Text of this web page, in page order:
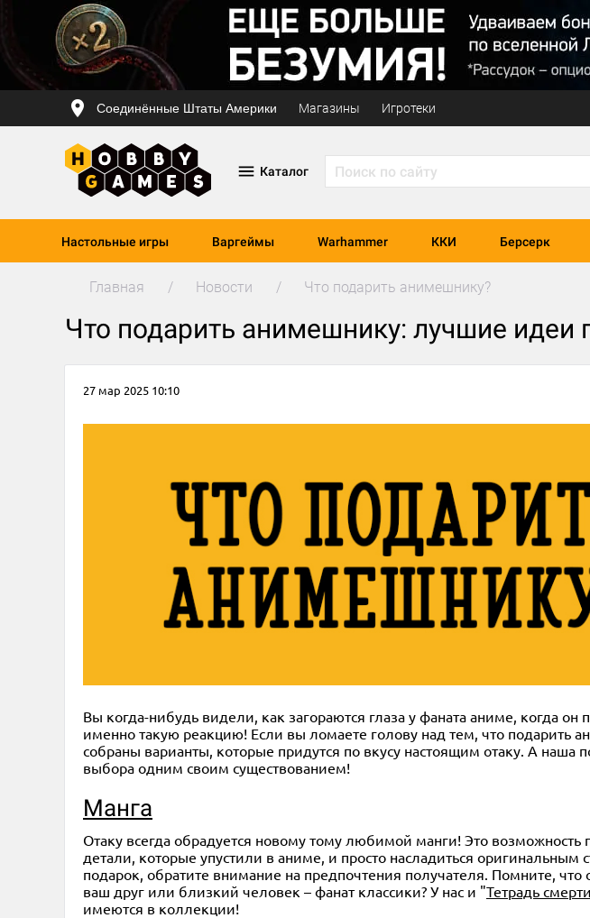
Соединённые Штаты Америки Магазины Игротеки
Каталог
Настольные игры Варгеймы Warhammer ККИ Берсерк
Главная Новости Что подарить анимешнику?
Что подарить анимешнику: лучшие идеи
27 мар 2025 10:10
Вы когда-нибудь видели, как загораются глаза у фаната аниме, когда
именно такую реакцию! Если вы ломаете голову над тем, что подарить
собраны варианты, которые придутся по вкусу настоящим отаку. А
выбора одним своим существованием!
Манга
Отаку всегда обрадуется новому тому любимой манги! Это возможность
детали, которые упустили в аниме, и просто насладиться
подарок, обратите внимание на предпочтения получателя. Помните, что
ваш друг или близкий человек – фанат классики? У нас и "Тетрадь смерти
имеются в коллекции!